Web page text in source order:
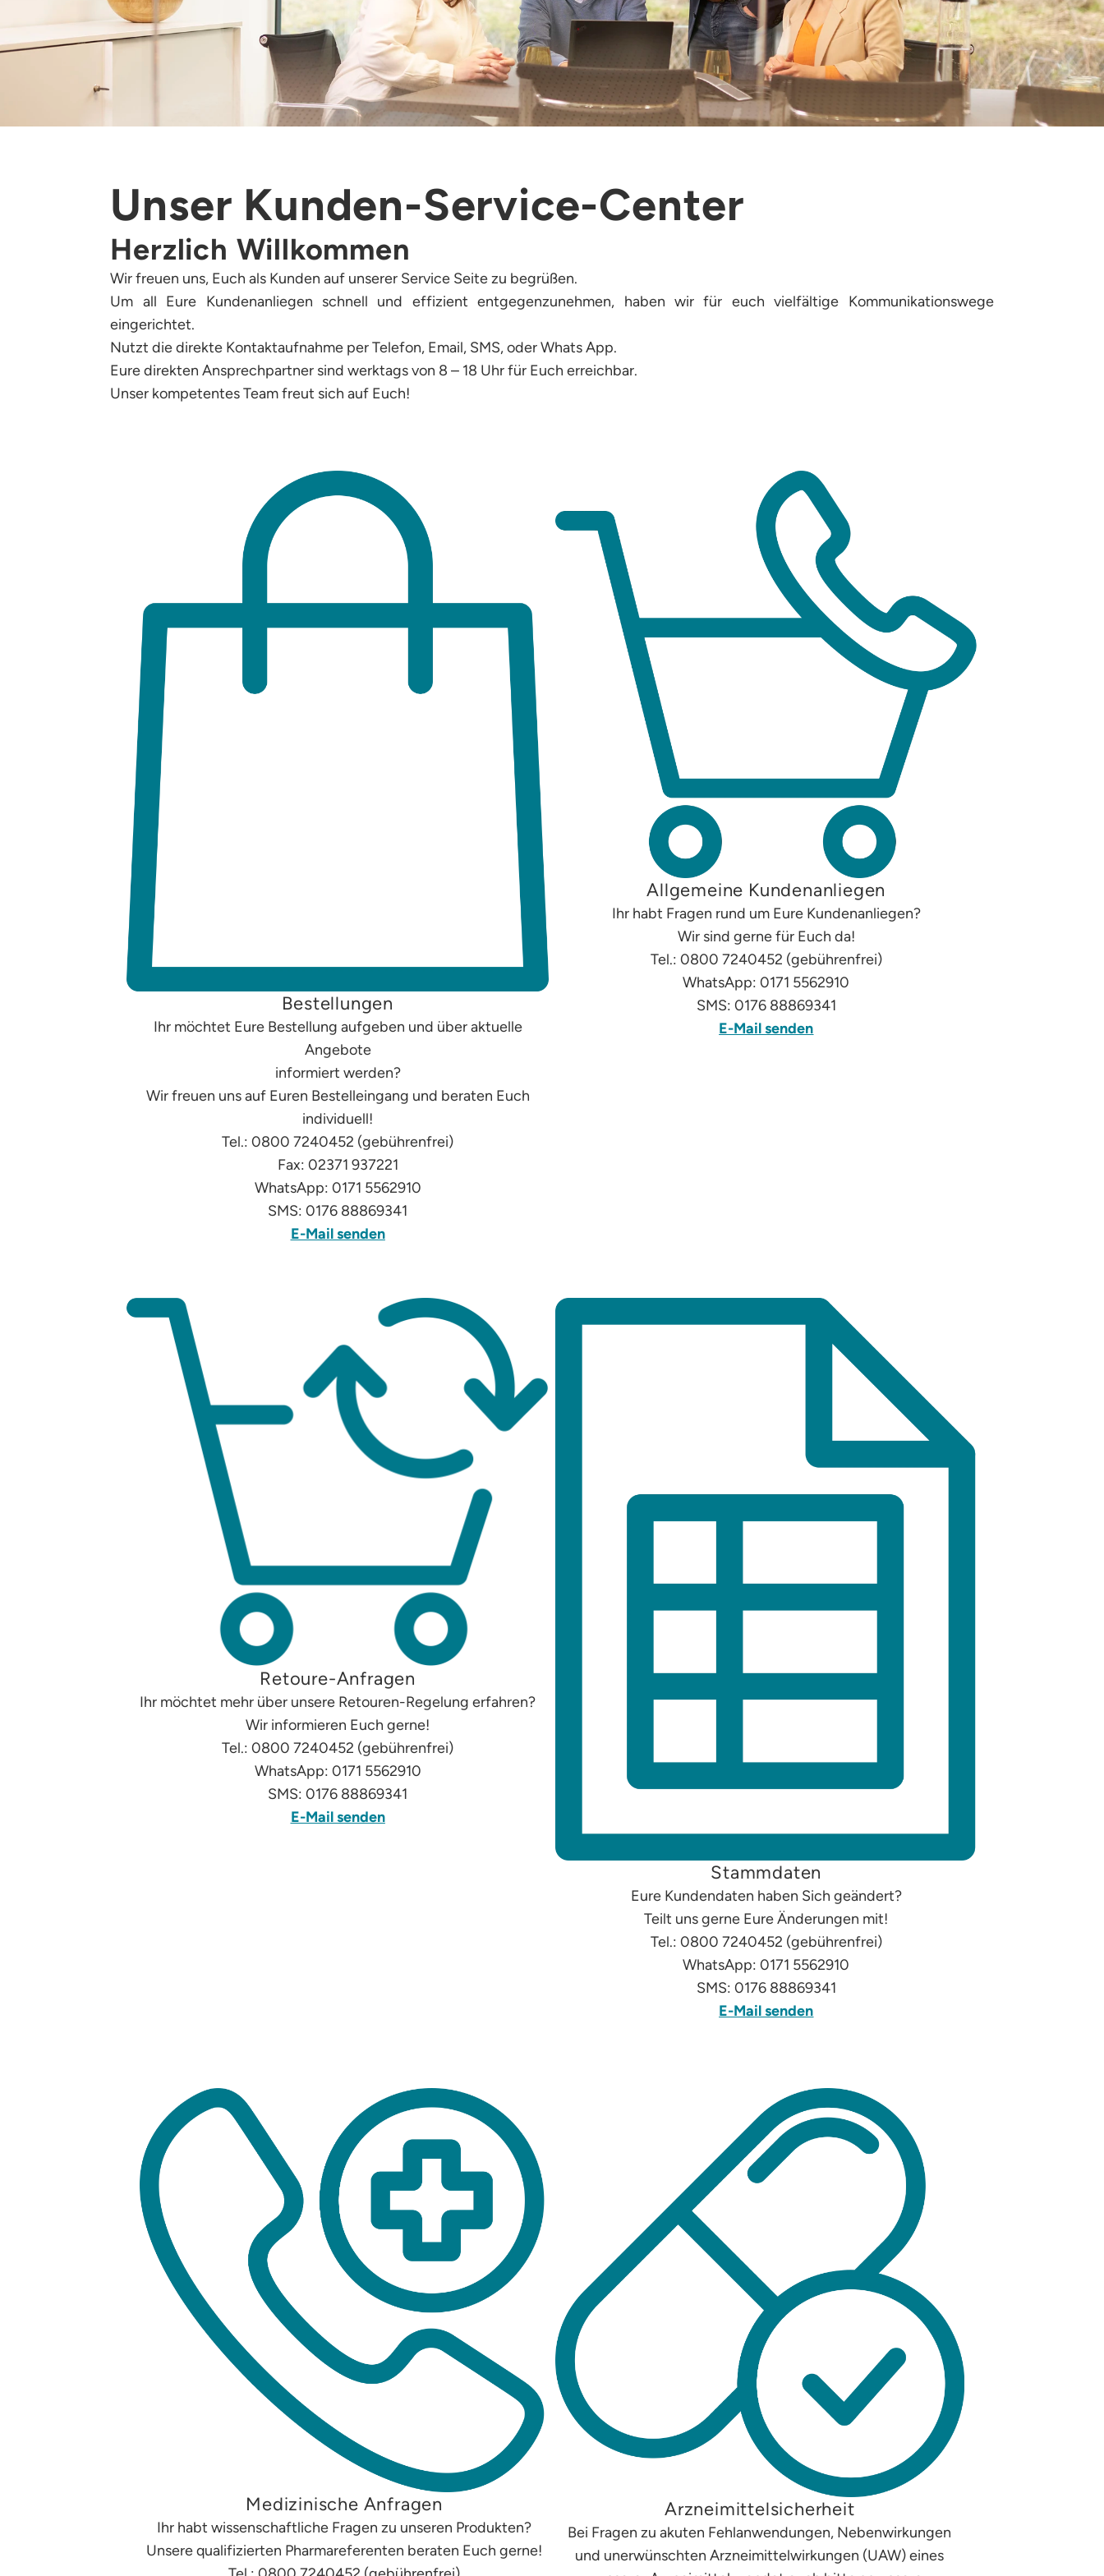
Unser Kunden-Service-Center
Herzlich Willkommen
Wir freuen uns, Euch als Kunden auf unserer Service Seite zu begrüßen.
Um all Eure Kundenanliegen schnell und effizient entgegenzunehmen, haben wir für euch vielfältige Kommunikationswege
eingerichtet.
Nutzt die direkte Kontaktaufnahme per Telefon, Email, SMS, oder Whats App.
Eure direkten Ansprechpartner sind werktags von 8 – 18 Uhr für Euch erreichbar.
Unser kompetentes Team freut sich auf Euch!
Bestellungen
Ihr möchtet Eure Bestellung aufgeben und über aktuelle
Angebote
informiert werden?
Wir freuen uns auf Euren Bestelleingang und beraten Euch
individuell!
Tel.: 0800 7240452 (gebührenfrei)
Fax: 02371 937221
WhatsApp: 0171 5562910
SMS: 0176 88869341
E-Mail senden
Allgemeine Kundenanliegen
Ihr habt Fragen rund um Eure Kundenanliegen?
Wir sind gerne für Euch da!
Tel.: 0800 7240452 (gebührenfrei)
WhatsApp: 0171 5562910
SMS: 0176 88869341
E-Mail senden
Retoure-Anfragen
Ihr möchtet mehr über unsere Retouren-Regelung erfahren?
Wir informieren Euch gerne!
Tel.: 0800 7240452 (gebührenfrei)
WhatsApp: 0171 5562910
SMS: 0176 88869341
E-Mail senden
Stammdaten
Eure Kundendaten haben Sich geändert?
Teilt uns gerne Eure Änderungen mit!
Tel.: 0800 7240452 (gebührenfrei)
WhatsApp: 0171 5562910
SMS: 0176 88869341
E-Mail senden
Medizinische Anfragen
Ihr habt wissenschaftliche Fragen zu unseren Produkten?
Unsere qualifizierten Pharmareferenten beraten Euch gerne!
Arzneimittelsicherheit
Bei Fragen zu akuten Fehlanwendungen, Nebenwirkungen
und unerwünschten Arzneimittelwirkungen (UAW) eines